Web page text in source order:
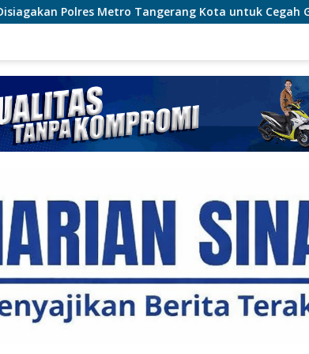
Tangerang Kota untuk Cegah Gangguan Kamtibmas